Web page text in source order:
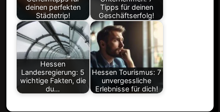
deinen perfekten
Städtetrip!
Tipps für deinen
Geschäftserfolg!
Hessen
Landesregierung: 5
wichtige Fakten, die
du…
Hessen Tourismus: 7
unvergessliche
Erlebnisse für dich!